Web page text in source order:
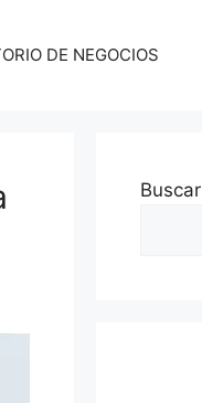
DE NEGOCIOS
Buscar